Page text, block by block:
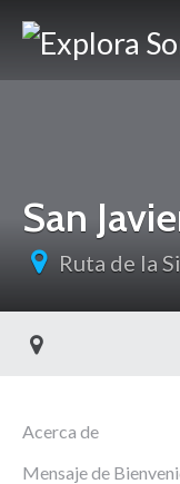
San
Ruta de la
Acerca de
Mensaje de